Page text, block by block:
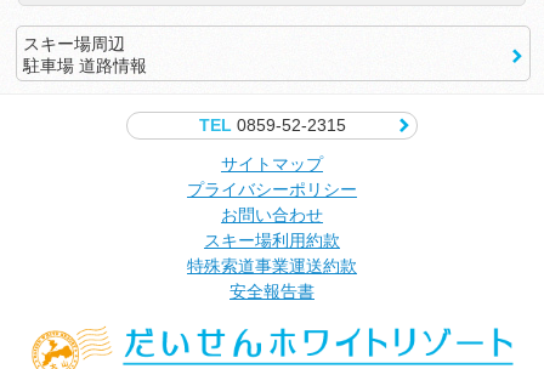
スキー場周辺
駐車場 道路情報
TEL0859-52-2315
サイトマップ
プライバシーポリシー
お問い合わせ
スキー場利用約款
特殊索道事業運送約款
安全報告書